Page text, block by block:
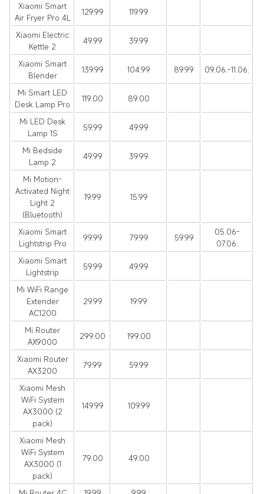
Xiaomi Smart
Air Fryer Pro 4L
129.99 119.99
Xiaomi Electric
Kettle 2
49.99 39.99
Xiaomi Smart
Blender
139.99 104.99 89.99 09.06.-11.06.
Mi Smart LED
Desk Lamp Pro
119.00 89.00
Mi LED Desk
Lamp 1S
59.99 49.99
Mi Bedside
Lamp 2
49.99 39.99
Mi Motion-
Activated Night
Light 2
(Bluetooth)
19.99 15.99
Xiaomi Smart
Lightstrip Pro
99.99 79.99 59.99
05.06-
07.06.
Xiaomi Smart
Lightstrip
59.99 49.99
Mi WiFi Range
Extender
AC1200
29.99 19.99
Mi Router
AX9000
299.00 199.00
Xiaomi Router
AX3200
79.99 59.99
Xiaomi Mesh
WiFi System
AX3000 (2
pack)
149.99 109.99
Xiaomi Mesh
WiFi System
AX3000 (1
pack)
79.00 49.00